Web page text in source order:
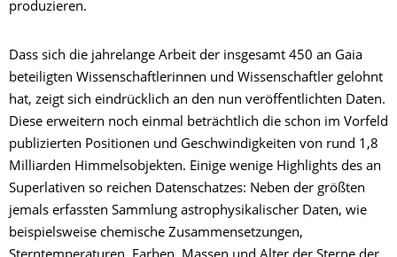
produzieren.
Dass sich die jahrelange Arbeit der insgesamt 450 an Gaia
beteiligten Wissenschaftlerinnen und Wissenschaftler gelohnt
hat, zeigt sich eindrücklich an den nun veröffentlichten Daten.
Diese erweitern noch einmal beträchtlich die schon im Vorfeld
publizierten Positionen und Geschwindigkeiten von rund 1,8
Milliarden Himmelsobjekten. Einige wenige Highlights des an
Superlativen so reichen Datenschatzes: Neben der größten
jemals erfassten Sammlung astrophysikalischer Daten, wie
beispielsweise chemische Zusammensetzungen,